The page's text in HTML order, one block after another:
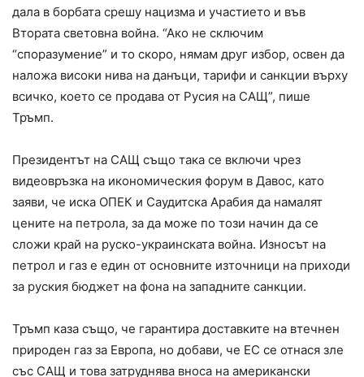
дала в борбата срешу нацизма и участието и във
Втората световна война. “Ако не сключим
“споразумение” и то скоро, нямам друг избор, освен да
наложа високи нива на данъци, тарифи и санкции върху
всичко, което се продава от Русия на САЩ”, пише
Тръмп.
Президентът на САЩ също така се включи чрез
видеовръзка на икономическия форум в Давос, като
заяви, че иска ОПЕК и Саудитска Арабия да намалят
цените на петрола, за да може по този начин да се
сложи край на руско-украинската война. Износът на
петрол и газ е един от основните източници на приходи
за руския бюджет на фона на западните санкции.
Тръмп каза също, че гарантира доставките на втечнен
природен газ за Европа, но добави, че ЕС се отнася зле
със САЩ и това затруднява вноса на американски